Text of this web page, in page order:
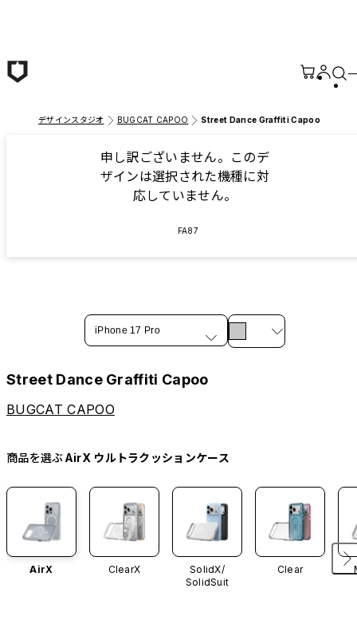
デザインスタジオ BUGCAT CAPOO Street Dance Graffiti Capoo
申し訳ございません。このデ
ザインは選択された機種に対
応していません。
FA87
iPhone 17 Pro
Street Dance Graffiti Capoo
BUGCAT CAPOO
商品を選ぶAirX ウルトラクッションケース
AirX ClearX
SolidX/
SolidSuit
Clear